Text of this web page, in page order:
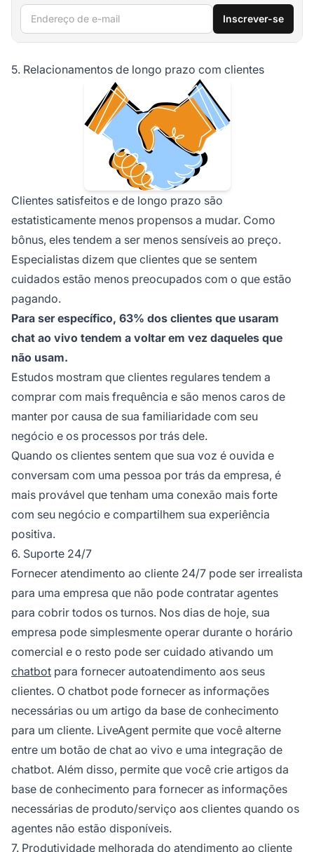
Endereço de e-mail Inscrever-se
5. Relacionamentos de longo prazo com clientes
Clientes satisfeitos e de longo prazo são
estatisticamente menos propensos a mudar. Como
bônus, eles tendem a ser menos sensíveis ao preço.
Especialistas dizem que clientes que se sentem
cuidados estão menos preocupados com o que estão
pagando.
Para ser específico, 63% dos clientes que usaram
chat ao vivo tendem a voltar em vez daqueles que
não usam.
Estudos mostram que clientes regulares tendem a
comprar com mais frequência e são menos caros de
manter por causa de sua familiaridade com seu
negócio e os processos por trás dele.
Quando os clientes sentem que sua voz é ouvida e
conversam com uma pessoa por trás da empresa, é
mais provável que tenham uma conexão mais forte
com seu negócio e compartilhem sua experiência
positiva.
6. Suporte 24/7
Fornecer atendimento ao cliente 24/7 pode ser irrealista
para uma empresa que não pode contratar agentes
para cobrir todos os turnos. Nos dias de hoje, sua
empresa pode simplesmente operar durante o horário
comercial e o resto pode ser cuidado ativando um
chatbot para fornecer autoatendimento aos seus
clientes. O chatbot pode fornecer as informações
necessárias ou um artigo da base de conhecimento
para um cliente. LiveAgent permite que você alterne
entre um botão de chat ao vivo e uma integração de
chatbot. Além disso, permite que você crie artigos da
base de conhecimento para fornecer as informações
necessárias de produto/serviço aos clientes quando os
agentes não estão disponíveis.
7. Produtividade melhorada do atendimento ao cliente